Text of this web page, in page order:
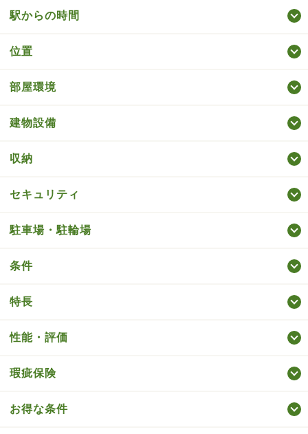
駅からの時間
位置
部屋環境
建物設備
収納
セキュリティ
駐車場・駐輪場
条件
特長
性能・評価
瑕疵保険
お得な条件